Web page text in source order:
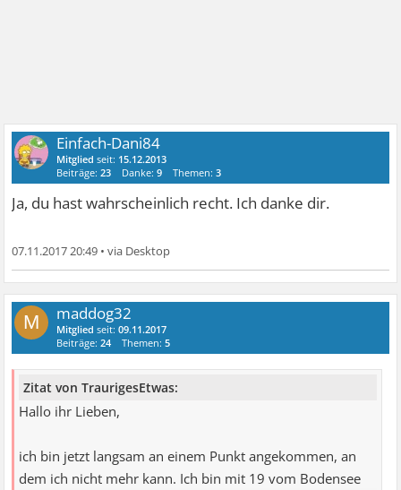
Einfach-Dani84
Mitglied seit: 15.12.2013
Beiträge:23 Danke:9 Themen:3
Ja, du hast wahrscheinlich recht. Ich danke dir.
07.11.2017 20:49 •
M maddog32
Mitglied seit:09.11.2017
Beiträge:24 Themen:5
Zitat von TraurigesEtwas:
Hallo ihr Lieben,
ich bin jetzt langsam an einem Punkt angekommen, an
dem ich nicht mehr kann. Ich bin mit 19 vom Bodensee